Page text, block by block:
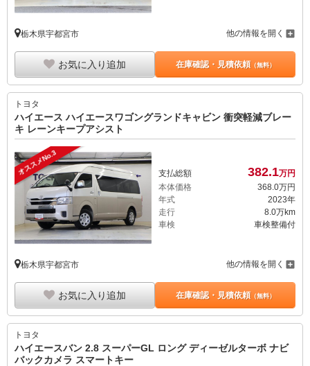
栃木県宇都宮市 他の情報を開く
お気に入り追加 在庫確認・見積依頼（無料）
トヨタ
ハイエース ハイエースワゴングランドキャビン 衝突軽減ブレー
キ レーンキープアシスト
オススメNo.3 支払総額 382.1万円
本体価格
368.0万円
年式
2023年
走行
8.0万km
車検
車検整備付
栃木県宇都宮市 他の情報を開く
お気に入り追加 在庫確認・見積依頼（無料）
トヨタ
ハイエースバン 2.8 スーパーGL ロング ディーゼルターボ ナビ
バックカメラ スマートキー